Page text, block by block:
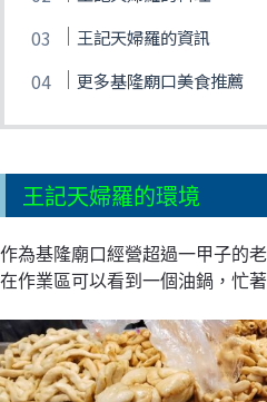
王記天婦羅的資訊
更多基隆廟口美食推薦
王記天婦羅的環境
作為基隆廟口經營超過一甲子的
在作業區可以看到一個油鍋，忙